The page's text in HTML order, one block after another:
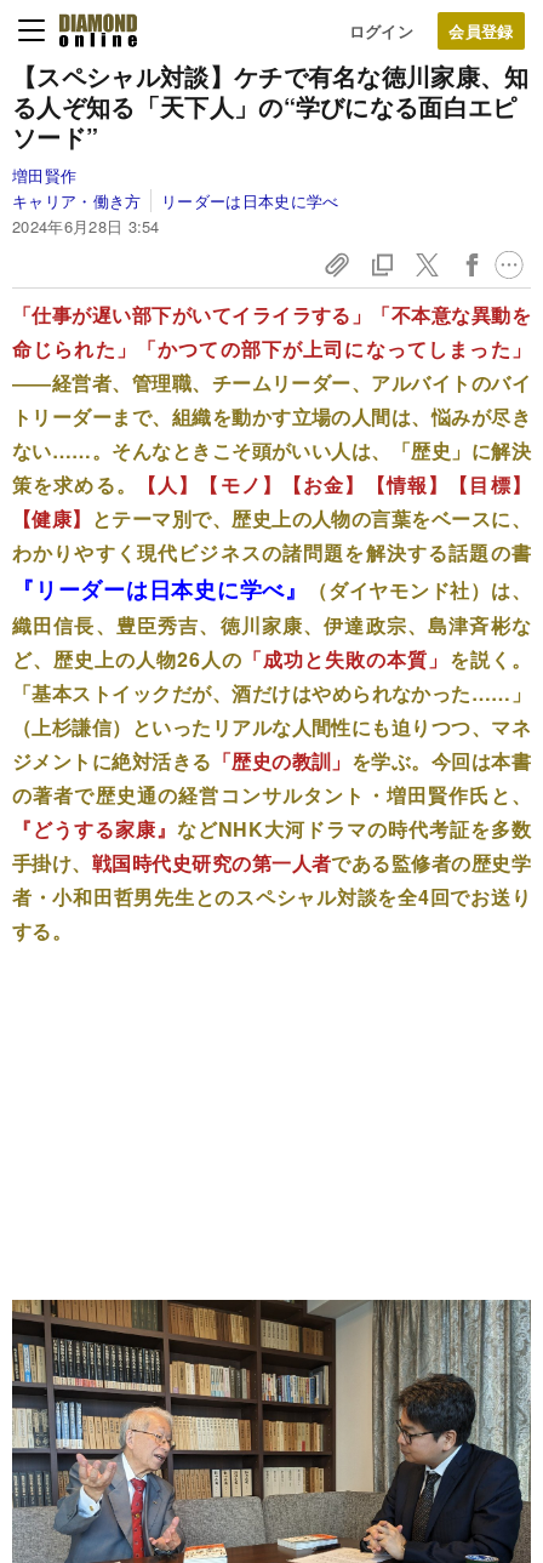
ログイン
【スペシャル対談】ケチで有名な徳川家康、知
る人ぞ知る「天下人」の“学びになる面白エピ
ソード”
増田賢作
キャリア・働き方
リーダーは日本史に学べ
2024年6月28日 3:54
「仕事が遅い部下がいてイライラする」「不本意な異動を
命じられた」「かつての部下が上司になってしまった」
――経営者、管理職、チームリーダー、アルバイトのバイ
トリーダーまで、組織を動かす立場の人間は、悩みが尽き
ない……。そんなときこそ頭がいい人は、「歴史」に解決
策を求める。
【人】【モノ】【お金】【情報】【目標】
【健康】 とテーマ別で、歴史上の人物の言葉をベースに、
わかりやすく現代ビジネスの諸問題を解決する話題の書
『リーダーは日本史に学べ』
（ダイヤモンド社）は、
織田信長、豊臣秀吉、徳川家康、伊達政宗、島津斉彬な
ど、歴史上の人物26人の 「成功と失敗の本質」 を説く。
「基本ストイックだが、酒だけはやめられなかった……」
（上杉謙信）といったリアルな人間性にも迫りつつ、マネ
ジメントに絶対活きる 「歴史の教訓」 を学ぶ。 今回は本書
の著者で歴史通の経営コンサルタント・増田賢作氏と、
『どうする家康』などNHK大河ドラマの時代考証を多数
手掛け、 戦国時代史研究の第一人者である監修者の歴史学
者・小和田哲男先生とのスペシャル対談を全4回でお送り
する。